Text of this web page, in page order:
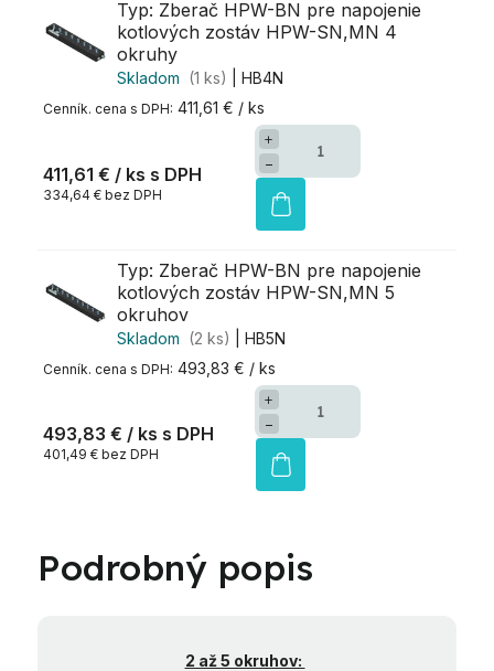
Typ: Zberač HPW-BN pre napojenie
kotlových zostáv HPW-SN,MN 4
okruhy
Skladom (1 ks)
| HB4N
411,61 € / ks
411,61 € / ks
334,64 € bez DPH
+
−
Typ: Zberač HPW-BN pre napojenie
kotlových zostáv HPW-SN,MN 5
okruhov
Skladom (2 ks)
| HB5N
493,83 € / ks
493,83 € / ks
401,49 € bez DPH
+
−
Podrobný popis
2 až 5 okruhov: